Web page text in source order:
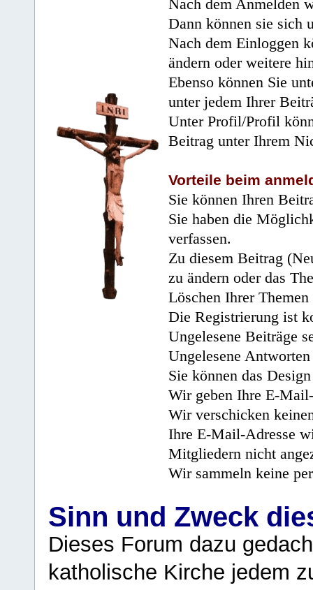
Nach dem Anmelden
Dann können sie sich
Nach dem Einloggen
ändern oder weitere
Ebenso können Sie
unter jedem Ihrer
Unter Profil/Profil
Beitrag unter Ihrem
Vorteile beim
Sie können Ihren
Sie haben die
verfassen.
Zu diesem Beitrag
zu ändern oder das
Löschen Ihrer
Die Registrierung ist
Ungelesene Beiträge
Ungelesene
Sie können das
Wir geben Ihre E-
Wir verschicken
Ihre E-Mail-Adresse
Mitgliedern nicht
Wir sammeln keine
Sinn und Zweck
Dieses Forum dazu
katholische Kirche jedem